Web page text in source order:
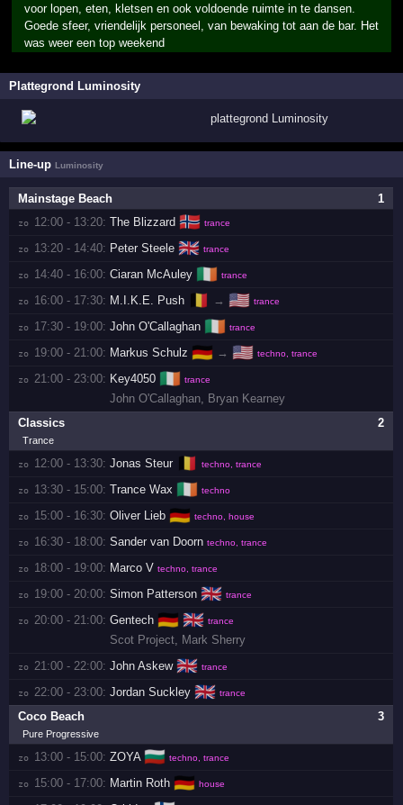
voor lopen, eten, kletsen en ook voldoende ruimte in te dansen.
Goede sfeer, vriendelijk personeel, van bewaking tot aan de bar. Het
was weer een top weekend
Plattegrond Luminosity
Line-upLuminosity
1
Mainstage Beach
zo 12:00 - 13:20: The Blizzard 🇳🇴 trance
zo 13:20 - 14:40: Peter Steele 🇬🇧 trance
zo 14:40 - 16:00: Ciaran McAuley 🇮🇪 trance
zo 16:00 - 17:30: M.I.K.E. Push 🇧🇪 → 🇺🇸 trance
zo 17:30 - 19:00: John O'Callaghan 🇮🇪 trance
zo 19:00 - 21:00: Markus Schulz 🇩🇪 → 🇺🇸 techno, trance
zo 21:00 - 23:00: Key4050 🇮🇪 trance
John O'Callaghan Bryan Kearney
2
Classics
Trance
zo 12:00 - 13:30: Jonas Steur 🇧🇪 techno, trance
zo 13:30 - 15:00: Trance Wax 🇮🇪 techno
zo 15:00 - 16:30: Oliver Lieb 🇩🇪 techno, house
zo 16:30 - 18:00: Sander van Doorn techno, trance
zo 18:00 - 19:00: Marco V techno, trance
zo 19:00 - 20:00: Simon Patterson 🇬🇧 trance
zo 20:00 - 21:00: Gentech 🇩🇪 🇬🇧 trance
Scot Project Mark Sherry
zo 21:00 - 22:00: John Askew 🇬🇧 trance
zo 22:00 - 23:00: Jordan Suckley 🇬🇧 trance
3
Coco Beach
Pure Progressive
zo 13:00 - 15:00: ZOYA 🇧🇬 techno, trance
zo 15:00 - 17:00: Martin Roth 🇩🇪 house